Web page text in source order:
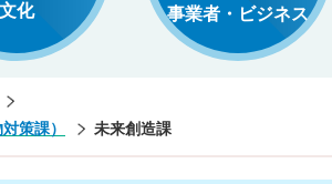
文化
事業者・ビジネス
策課）
未来創造課